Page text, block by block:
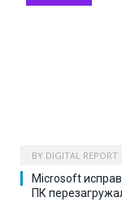
BY DIGITAL REPORT
Microsoft
ПК